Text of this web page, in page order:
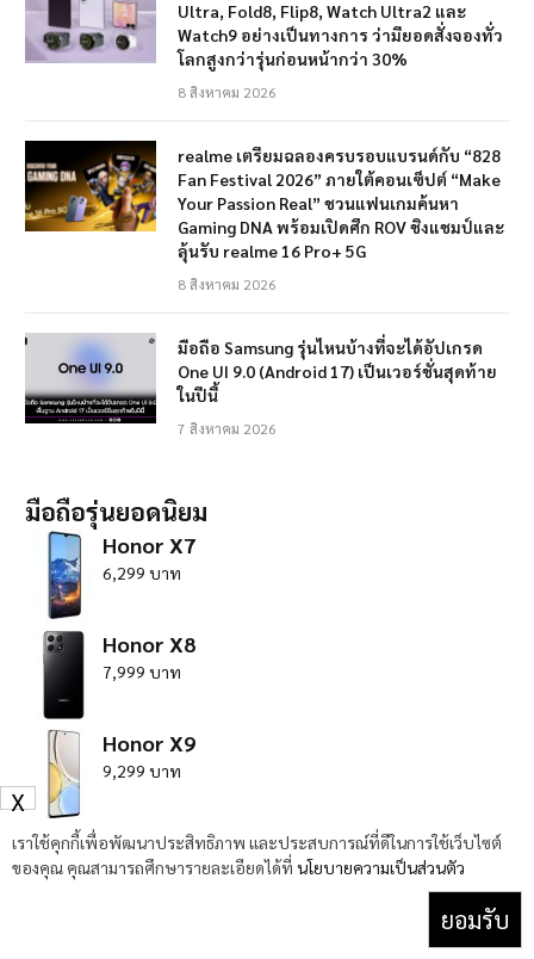
Ultra, Fold8, Flip8, Watch Ultra2 และ
Watch9 อย่างเป็นทางการ ว่ามียอดสั่งจองทั่ว
โลกสูงกว่ารุ่นก่อนหน้ากว่า 30%
8 สิงหาคม 2026
realme เตรียมฉลองครบรอบแบรนด์กับ “828
Fan Festival 2026” ภายใต้คอนเซ็ปต์ “Make
Your Passion Real” ชวนแฟนเกมค้นหา
Gaming DNA พร้อมเปิดศึก ROV ชิงแชมป์และ
ลุ้นรับ realme 16 Pro+ 5G
8 สิงหาคม 2026
มือถือ Samsung รุ่นไหนบ้างที่จะได้อัปเกรด
One UI 9.0 (Android 17) เป็นเวอร์ชั่นสุดท้าย
ในปีนี้
7 สิงหาคม 2026
มือถือรุ่นยอดนิยม
Honor X7
6,299 บาท
Honor X8
7,999 บาท
Honor X9
9,299 บาท
HTC Desire 22 Pro
0 บาท
เราใช้คุกกี้เพื่อพัฒนาประสิทธิภาพ และประสบการณ์ที่ดีในการใช้เว็บไซต์
ของคุณ คุณสามารถศึกษารายละเอียดได้ที่ นโยบายความเป็นส่วนตัว
ยอมรับ
X